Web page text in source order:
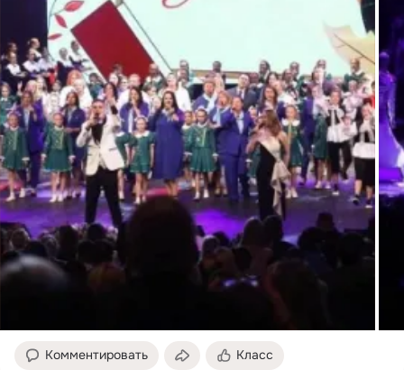
Комментировать Класс